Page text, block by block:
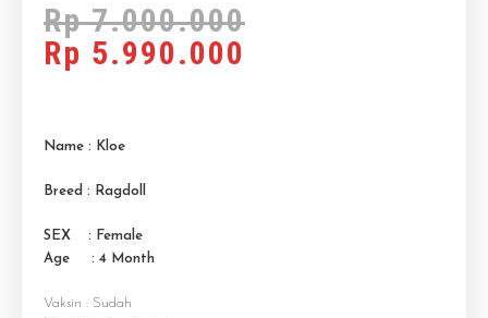
Rp7.000.000
Rp 5.990.000
Name : Kloe
Breed : Ragdoll
SEX : Female
Age : 4 Month
Vaksin : Sudah